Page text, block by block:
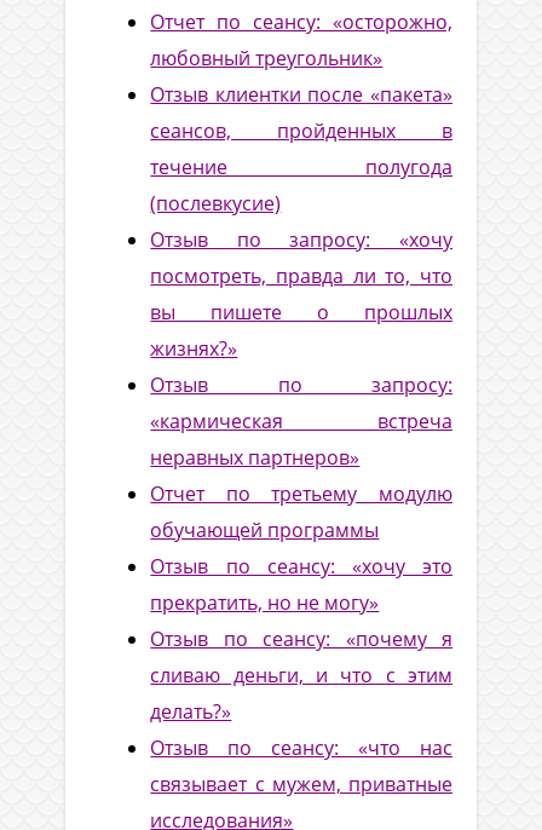
Отчет по сеансу: «осторожно,
любовный треугольник»
Отзыв клиентки после «пакета»
сеансов, пройденных в
течение полугода
(послевкусие)
Отзыв по запросу: «хочу
посмотреть, правда ли то, что
вы пишете о прошлых
жизнях?»
Отзыв по запросу:
«кармическая встреча
неравных партнеров»
Отчет по третьему модулю
обучающей программы
Отзыв по сеансу: «хочу это
прекратить, но не могу»
Отзыв по сеансу: «почему я
сливаю деньги, и что с этим
делать?»
Отзыв по сеансу: «что нас
связывает с мужем, приватные
исследования»